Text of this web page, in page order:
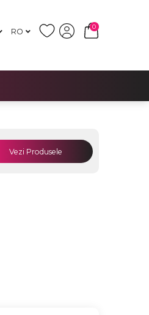
RO
0
Vezi Produsele